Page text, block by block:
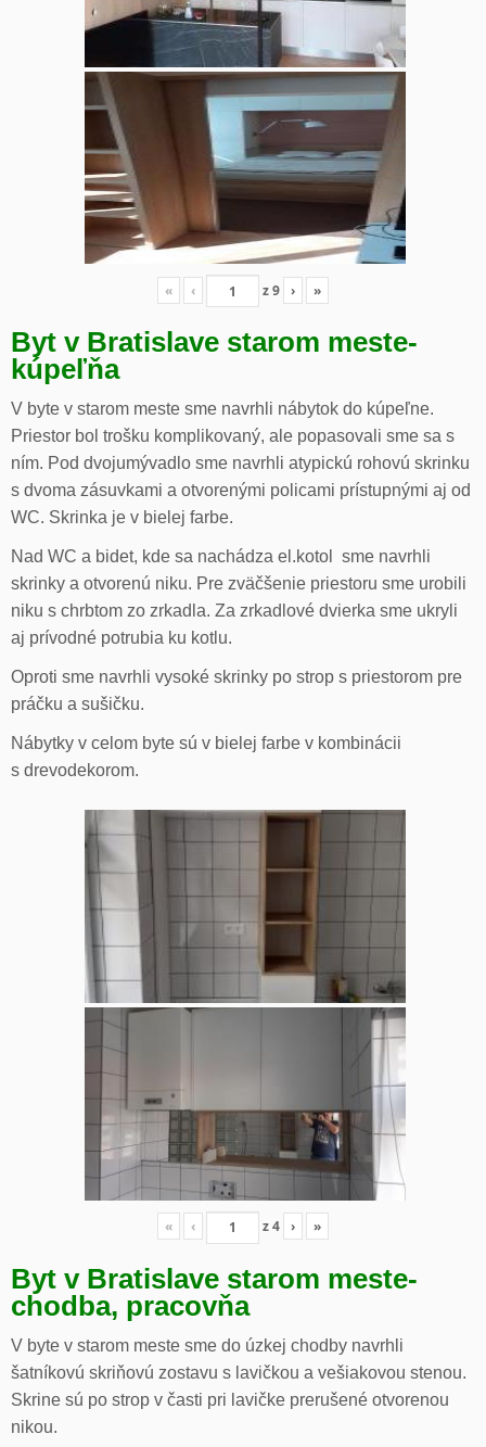
« ‹ z9 › »
Byt v Bratislave starom meste-
kúpeľňa
V byte v starom meste sme navrhli nábytok do kúpeľne.
Priestor bol trošku komplikovaný, ale popasovali sme sa s
ním. Pod dvojumývadlo sme navrhli atypickú rohovú skrinku
s dvoma zásuvkami a otvorenými policami prístupnými aj od
WC. Skrinka je v bielej farbe.
Nad WC a bidet, kde sa nachádza el.kotol sme navrhli
skrinky a otvorenú niku. Pre zväčšenie priestoru sme urobili
niku s chrbtom zo zrkadla. Za zrkadlové dvierka sme ukryli
aj prívodné potrubia ku kotlu.
Oproti sme navrhli vysoké skrinky po strop s priestorom pre
práčku a sušičku.
Nábytky v celom byte sú v bielej farbe v kombinácii
s drevodekorom.
« ‹ z4 › »
Byt v Bratislave starom meste-
chodba, pracovňa
V byte v starom meste sme do úzkej chodby navrhli
šatníkovú skriňovú zostavu s lavičkou a vešiakovou stenou.
Skrine sú po strop v časti pri lavičke prerušené otvorenou
nikou.